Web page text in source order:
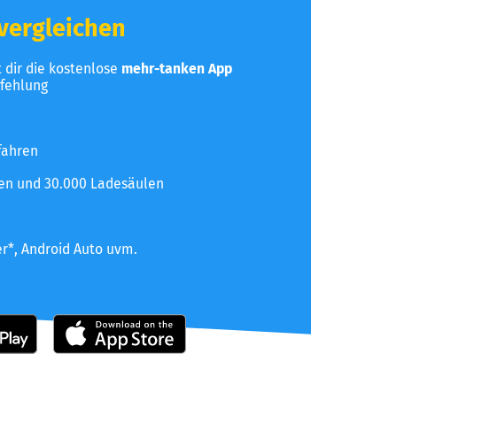
die kostenlose mehr-tanken App
und 30.000 Ladesäulen
Android Auto uvm.